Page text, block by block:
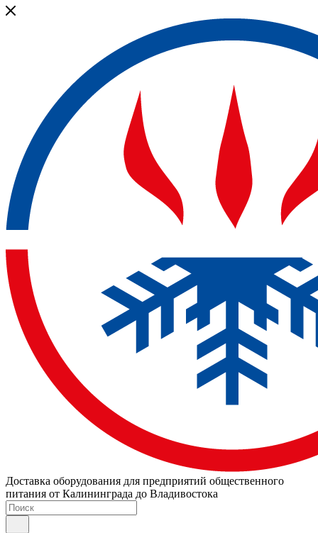
Доставка оборудования для предприятий общественного
питания от Калининграда до Владивостока